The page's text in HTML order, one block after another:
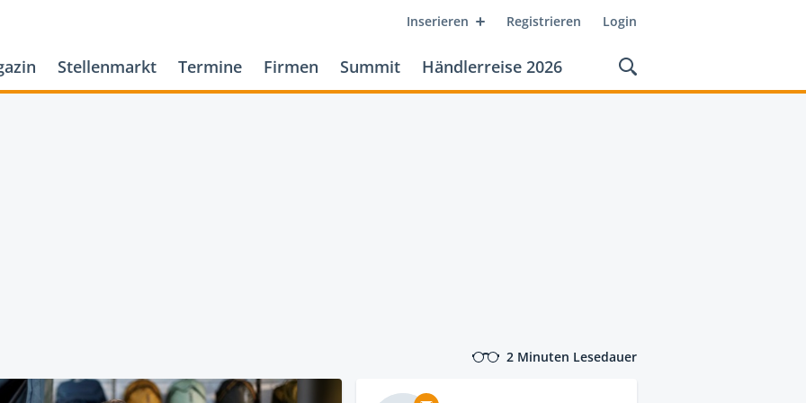
Inserieren Registrieren Login
Stellenmarkt Termine Firmen Summit Händlerreise 2026
2 Minuten Lesedauer